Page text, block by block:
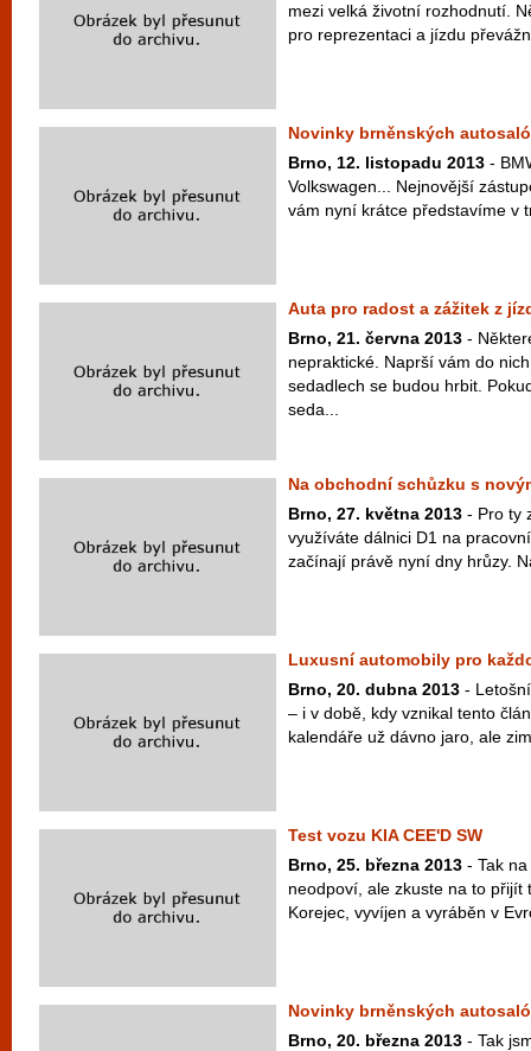
mezi velká životní rozhodnutí.
pro reprezentaci a jízdu
Novinky brněnských
Brno, 12. listopadu 2013 -
Volkswagen... Nejnovější
vám nyní krátce představíme v
Auta pro radost a zážitek z
Brno, 21. června 2013 -
nepraktické. Naprší vám do
sedadlech se budou hrbit.
seda...
Na obchodní schůzku s
Brno, 27. května 2013 - Pro ty
využíváte dálnici D1 na
začínají právě nyní dny hrůzy.
Luxusní automobily pro
Brno, 20. dubna 2013 -
– i v době, kdy vznikal tento
kalendáře už dávno jaro, ale
Test vozu KIA CEE'D SW
Brno, 25. března 2013 - Tak
neodpoví, ale zkuste na to přijít
Korejec, vyvíjen a vyráběn v
Novinky brněnských
Brno, 20. března 2013 - Tak